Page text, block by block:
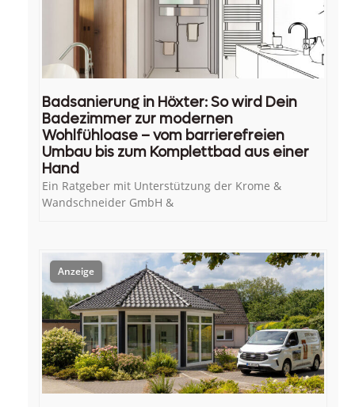
Badsanierung in Höxter: So wird Dein
Badezimmer zur modernen
Wohlfühloase – vom barrierefreien
Umbau bis zum Komplettbad aus einer
Hand
Ein Ratgeber mit Unterstützung der Krome &
Wandschneider GmbH &